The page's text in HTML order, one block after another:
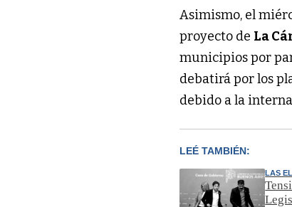
Asimismo, el
proyecto de La
municipios por
debatirá por los
debido a la
LEÉ TAMBIÉN:
LAS